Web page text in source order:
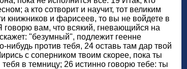
а кто сотворит и научит, тот великим
книжников и фарисеев, то вы не войдете в
говорю вам, что всякий, гневающийся на
"безумный", подлежит геенне
против тебя, 24 оставь там дар твой
с соперником твоим скорее, пока ты
в темницу; 26 истинно говорю тебе: ты